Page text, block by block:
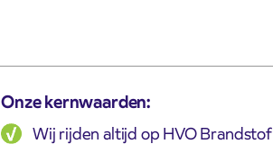
Onze kernwaarden:
Wij rijden altijd op HVO Brandstof